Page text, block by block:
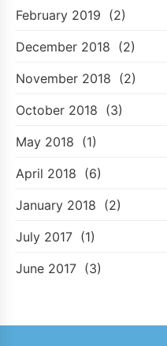
February 2019 (2)
December 2018 (2)
November 2018 (2)
October 2018 (3)
May 2018 (1)
April 2018 (6)
January 2018 (2)
July 2017 (1)
June 2017 (3)